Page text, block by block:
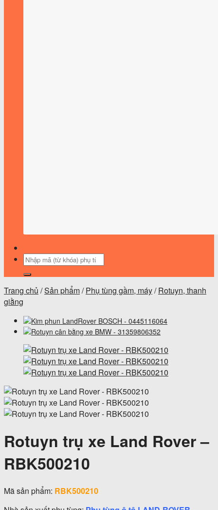
Tìm
Trang chủ /Sản phẩm/ Phụ tùng gầm, máy/ Rotuyn, thanh
giằng
Rotuyn trụ xe Land Rover –
RBK500210
Mã sản phẩm: RBK500210